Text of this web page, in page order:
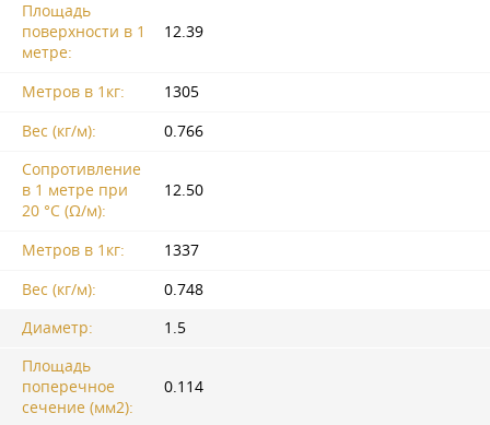
Площадь
поверхности в 1
метре:
12.39
Метров в 1кг:
1305
Вес (кг/м):
0.766
Сопротивление
в 1 метре при
20 °C (Ω/м):
12.50
Метров в 1кг:
1337
Вес (кг/м):
0.748
Диаметр:
1.5
Площадь
поперечное
сечение (мм2):
0.114